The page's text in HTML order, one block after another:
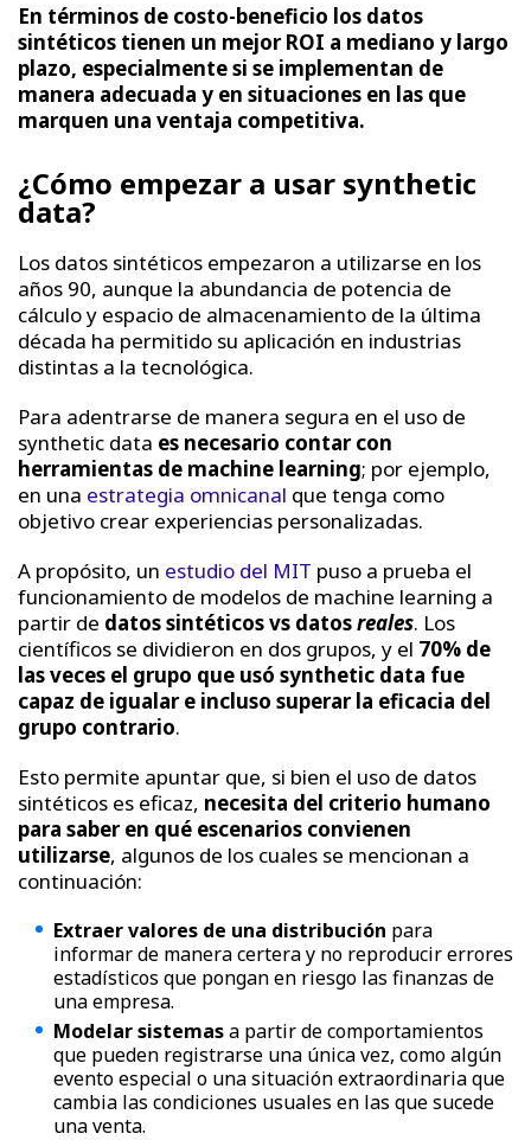
En términos de costo-beneficio los datos
sintéticos tienen un mejor ROI a mediano y largo
plazo, especialmente si se implementan de
manera adecuada y en situaciones en las que
marquen una ventaja competitiva.
¿Cómo empezar a usar synthetic
data?
Los datos sintéticos empezaron a utilizarse en los
años 90, aunque la abundancia de potencia de
cálculo y espacio de almacenamiento de la última
década ha permitido su aplicación en industrias
distintas a la tecnológica.
Para adentrarse de manera segura en el uso de
synthetic data es necesario contar con
herramientas de machine learning; por ejemplo,
en una estrategia omnicanal que tenga como
objetivo crear experiencias personalizadas.
A propósito, un estudio del MIT puso a prueba el
funcionamiento de modelos de machine learning a
partir de datos sintéticos vs datosreales. Los
científicos se dividieron en dos grupos, y el 70% de
las veces el grupo que usó synthetic data fue
capaz de igualar e incluso superar la eficacia del
grupo contrario.
Esto permite apuntar que, si bien el uso de datos
sintéticos es eficaz, necesita del criterio humano
para saber en qué escenarios convienen
utilizarse, algunos de los cuales se mencionan a
continuación:
Extraer valores de una distribución para
informar de manera certera y no reproducir errores
estadísticos que pongan en riesgo las finanzas de
una empresa.
Modelar sistemasa partir de comportamientos
que pueden registrarse una única vez, como algún
evento especial o una situación extraordinaria que
cambia las condiciones usuales en las que sucede
una venta.